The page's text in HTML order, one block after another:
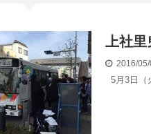
上社里
2016/
5月3日（